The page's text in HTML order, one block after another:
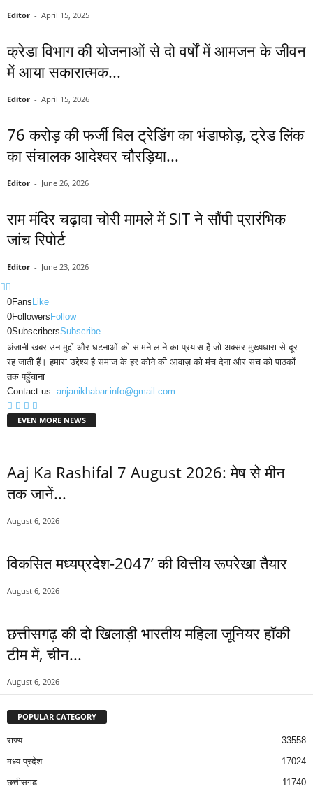
Editor - April 15, 2025
क्रेडा विभाग की योजनाओं से दो वर्षों में आमजन के जीवन
में आया सकारात्मक...
Editor - April 15, 2026
76 करोड़ की फर्जी बिल ट्रेडिंग का भंडाफोड़, ट्रेड लिंक
का संचालक आदेश्वर चौरड़िया...
Editor - June 26, 2026
राम मंदिर चढ़ावा चोरी मामले में SIT ने सौंपी प्रारंभिक
जांच रिपोर्ट
Editor - June 23, 2026
0Fans Like
0Followers Follow
0SubscribersSubscribe
अंजानी खबर उन मुद्दों और घटनाओं को सामने लाने का प्रयास है जो अक्सर मुख्यधारा से दूर
रह जाती हैं। हमारा उद्देश्य है समाज के हर कोने की आवाज़ को मंच देना और सच को पाठकों
तक पहुँचाना
Contact us: anjanikhabar.info@gmail.com
EVEN MORE NEWS
Aaj Ka Rashifal 7 August 2026: मेष से मीन
तक जानें...
August 6, 2026
विकसित मध्यप्रदेश-2047’ की वित्तीय रूपरेखा तैयार
August 6, 2026
छत्तीसगढ़ की दो खिलाड़ी भारतीय महिला जूनियर हॉकी
टीम में, चीन...
August 6, 2026
POPULAR CATEGORY
राज्य
33558
मध्य प्रदेश
17024
छत्तीसगढ
11740